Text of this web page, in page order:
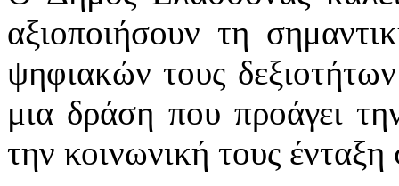
αξιοποιήσουν τη
ψηφιακών τους
μια δράση που προάγει
την κοινωνική τους